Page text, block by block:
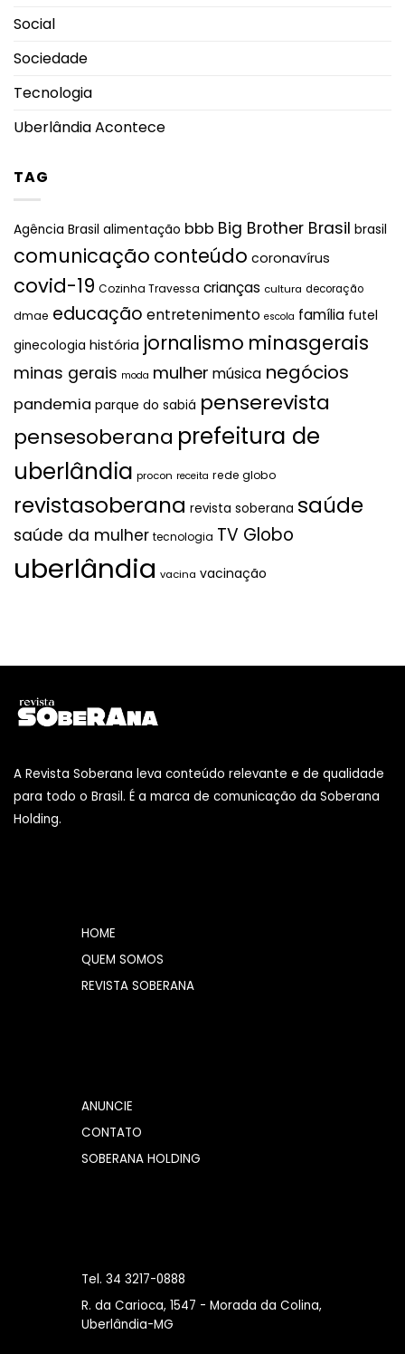
Social
Sociedade
Tecnologia
Uberlândia Acontece
TAG
Agência Brasil alimentação bbb Big Brother Brasil brasil
comunicação conteúdo coronavírus
covid-19 Cozinha Travessa crianças cultura decoração
dmae educação entretenimento escola família futel
ginecologia história jornalismo minasgerais
minas gerais moda mulher música negócios
pandemia parque do sabiá penserevista
pensesoberana prefeitura de
uberlândia procon receita rede globo
revistasoberana revista soberana saúde
saúde da mulher tecnologia TV Globo
uberlândia vacina vacinação
A Revista Soberana leva conteúdo relevante e de qualidade
para todo o Brasil. É a marca de comunicação da Soberana
Holding.
HOME
QUEM SOMOS
REVISTA SOBERANA
ANUNCIE
CONTATO
SOBERANA HOLDING
Tel. 34 3217-0888
R. da Carioca, 1547 - Morada da Colina,
Uberlândia-MG